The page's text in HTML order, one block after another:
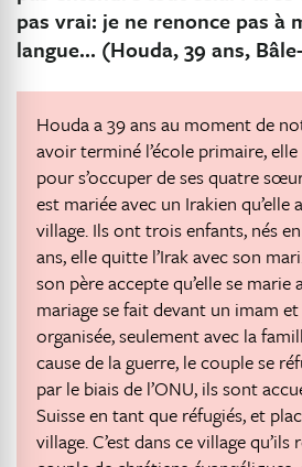
pas vrai: je ne renonce pas à
langue… (Houda, 39 ans,
Houda a 39 ans au moment de
avoir terminé l’école primaire,
pour s’occuper de ses quatre
est mariée avec un Irakien qu’elle
village. Ils ont trois enfants, nés en
ans, elle quitte l’Irak avec son
son père accepte qu’elle se
mariage se fait devant un imam
organisée, seulement avec la
cause de la guerre, le couple se
par le biais de l’ONU, ils sont
Suisse en tant que réfugiés, et
village. C’est dans ce village